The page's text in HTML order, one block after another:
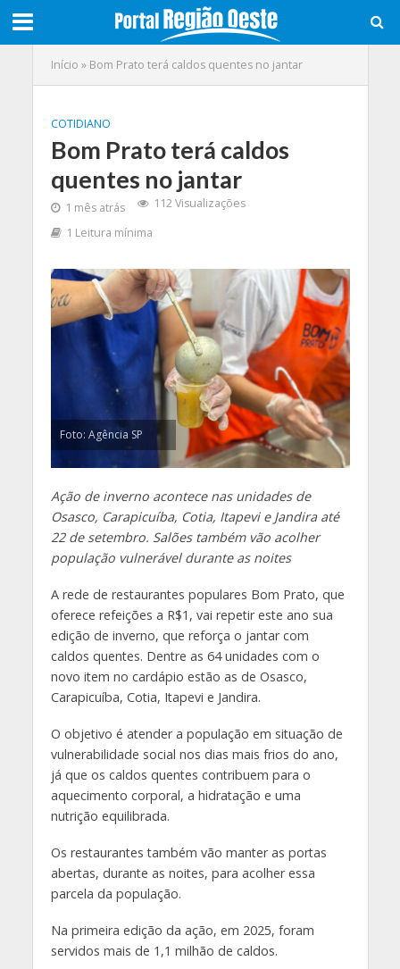
Início » Bom Prato terá caldos quentes no jantar
COTIDIANO
Bom Prato terá caldos
quentes no jantar
1 mês atrás
112 Visualizações
1 Leitura mínima
Foto: Agência SP
Ação de inverno acontece nas unidades de
Osasco, Carapicuíba, Cotia, Itapevi e Jandira até
22 de setembro. Salões também vão acolher
população vulnerável durante as noites
A rede de restaurantes populares Bom Prato, que
oferece refeições a R$1, vai repetir este ano sua
edição de inverno, que reforça o jantar com
caldos quentes. Dentre as 64 unidades com o
novo item no cardápio estão as de Osasco,
Carapicuíba, Cotia, Itapevi e Jandira.
O objetivo é atender a população em situação de
vulnerabilidade social nos dias mais frios do ano,
já que os caldos quentes contribuem para o
aquecimento corporal, a hidratação e uma
nutrição equilibrada.
Os restaurantes também vão manter as portas
abertas, durante as noites, para acolher essa
parcela da população.
Na primeira edição da ação, em 2025, foram
servidos mais de 1,1 milhão de caldos.